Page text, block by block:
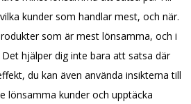
kunder som handlar mest, och när.
som är mest lönsamma, och i
hjälper dig inte bara att satsa där
du kan även använda insikterna till
lönsamma kunder och upptäcka